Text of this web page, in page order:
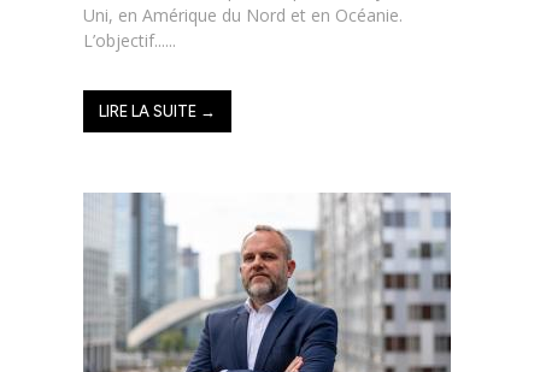
Uni, en Amérique du Nord et en Océanie.
L’objectif......
LIRE LA SUITE →